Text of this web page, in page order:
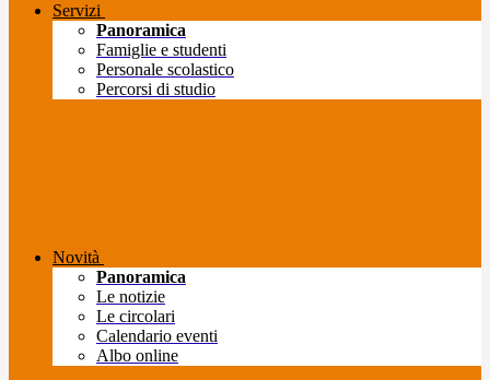
Servizi
Panoramica
Famiglie e studenti
Personale scolastico
Percorsi di studio
Novità
Panoramica
Le notizie
Le circolari
Calendario eventi
Albo online